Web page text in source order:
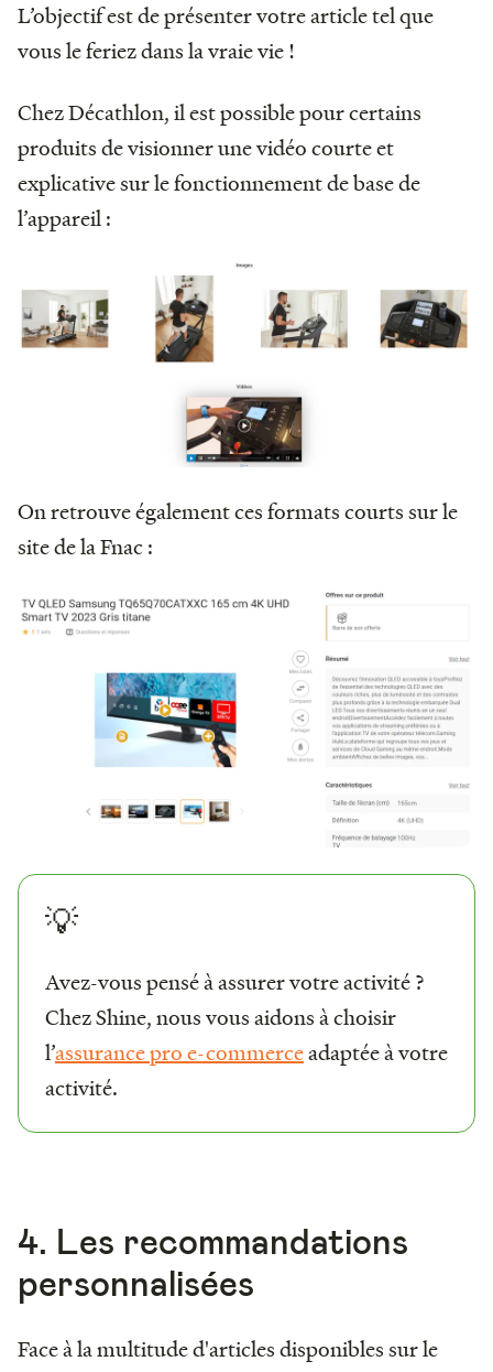
L’objectif est de présenter votre article tel que
vous le feriez dans la vraie vie !
Chez Décathlon, il est possible pour certains
produits de visionner une vidéo courte et
explicative sur le fonctionnement de base de
l’appareil :
On retrouve également ces formats courts sur le
site de la Fnac :
💡
Avez-vous pensé à assurer votre activité ?
Chez Shine, nous vous aidons à choisir
l’assurance pro e-commerceadaptée à votre
activité.
4. Les recommandations
personnalisées
Face à la multitude d'articles disponibles sur le